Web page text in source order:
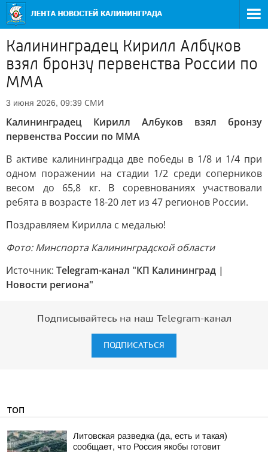
Калининградец Кирилл Албуков
взял бронзу первенства России по
ММА
3 июня 2026, 09:39 СМИ
Калининградец Кирилл Албуков взял бронзу
первенства России по ММА
В активе калининградца две победы в 1/8 и 1/4 при
одном поражении на стадии 1/2 среди соперников
весом до 65,8 кг. В соревнованиях участвовали
ребята в возрасте 18-20 лет из 47 регионов России.
Поздравляем Кирилла с медалью!
Фото: Минспорта Калининградской области
Источник: Telegram-канал "КП Калининград |
Новости региона"
Подписывайтесь на наш Telegram-канал
ПОДПИСАТЬСЯ
ТОП
Литовская разведка (да, есть и такая)
сообщает, что Россия якобы готовит